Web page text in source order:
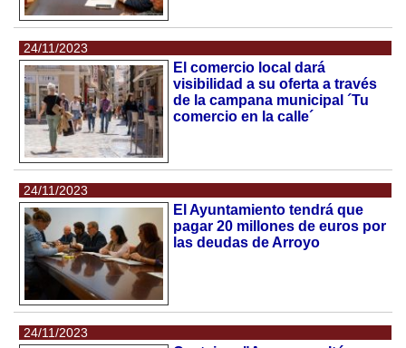
24/11/2023
El comercio local dará
visibilidad a su oferta a través
de la campana municipal ´Tu
comercio en la calle´
24/11/2023
El Ayuntamiento tendrá que
pagar 20 millones de euros por
las deudas de Arroyo
24/11/2023